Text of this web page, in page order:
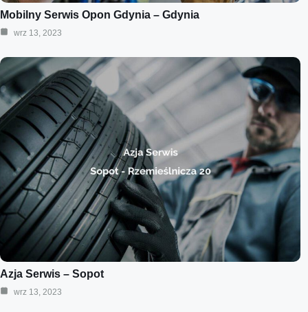
Mobilny Serwis Opon Gdynia – Gdynia
wrz 13, 2023
Azja Serwis – Sopot
wrz 13, 2023